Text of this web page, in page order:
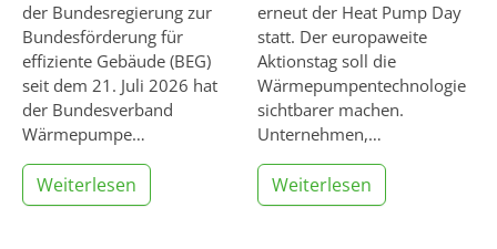
der Bundesregierung zur
Bundesförderung für
effiziente Gebäude (BEG)
seit dem 21. Juli 2026 hat
der Bundesverband
Wärmepumpe…
Weiterlesen
erneut der Heat Pump Day
statt. Der europaweite
Aktionstag soll die
Wärmepumpentechnologie
sichtbarer machen.
Unternehmen,…
Weiterlesen